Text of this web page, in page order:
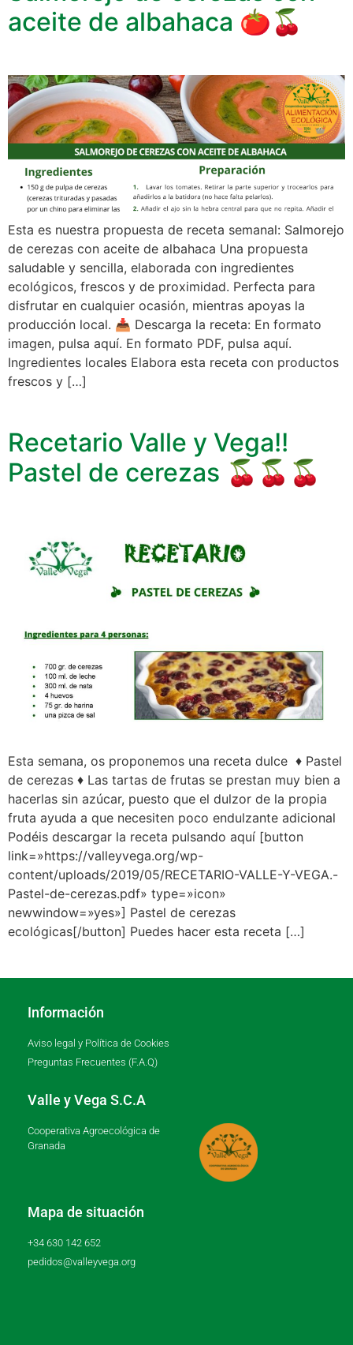
aceite de albahaca 🍅🍒
Esta es nuestra propuesta de receta semanal: Salmorejo
de cerezas con aceite de albahaca Una propuesta
saludable y sencilla, elaborada con ingredientes
ecológicos, frescos y de proximidad. Perfecta para
disfrutar en cualquier ocasión, mientras apoyas la
producción local. 📥 Descarga la receta: En formato
imagen, pulsa aquí. En formato PDF, pulsa aquí.
Ingredientes locales Elabora esta receta con productos
frescos y […]
Recetario Valle y Vega!!
Pastel de cerezas 🍒🍒🍒
Esta semana, os proponemos una receta dulce ♦ Pastel
de cerezas ♦ Las tartas de frutas se prestan muy bien a
hacerlas sin azúcar, puesto que el dulzor de la propia
fruta ayuda a que necesiten poco endulzante adicional
Podéis descargar la receta pulsando aquí [button
link=»https://valleyvega.org/wp-
content/uploads/2019/05/RECETARIO-VALLE-Y-VEGA.-
Pastel-de-cerezas.pdf» type=»icon»
newwindow=»yes»] Pastel de cerezas
ecológicas[/button] Puedes hacer esta receta […]
Información
Aviso legal y Política de Cookies
Preguntas Frecuentes (F.A.Q)
Valle y Vega S.C.A
Cooperativa Agroecológica de
Granada
Mapa de situación
+34 630 142 652
pedidos@valleyvega.org